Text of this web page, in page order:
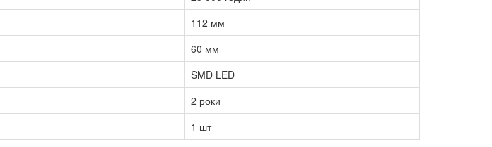
112 мм
60 мм
SMD LED
2 роки
1 шт